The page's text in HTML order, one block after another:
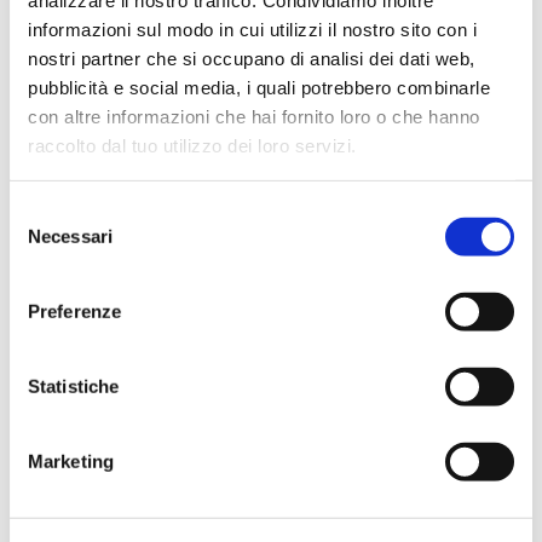
informazioni sul modo in cui utilizzi il nostro sito con i
nostri partner che si occupano di analisi dei dati web,
pubblicità e social media, i quali potrebbero combinarle
con altre informazioni che hai fornito loro o che hanno
raccolto dal tuo utilizzo dei loro servizi.
delNecessari
Preferenze
Statistiche
Marketing
una rete di esercenti moderna, digitale e in rapida
supporto dell'economia reale e che va nella direzione in
cui crediamo: costruire un sistema dei pagamenti
domestico sempre più solido, inclusivo e pienamente
L'intesa, aggiunge Burlando, rappresenta anche un
nazionale all'interno dei nuovi modelli europei dei
pagamenti digitali.
La partita dell'acquiring si gioca sugli ecosistemi
L'accordo tra SumUp e BANCOMAT riflette una dinamica
sempre più evidente nel mercato europeo dei pagamenti:
della transazione alla capacità di costruire ecosistemi
integrati di servizi.Per operatori come SumUp, il valore non
offrire ai merchant un ambiente unico che integri
pagamenti, gestione operativa, software e servizi
finanziari. In questo scenario, la piena interoperabilità con